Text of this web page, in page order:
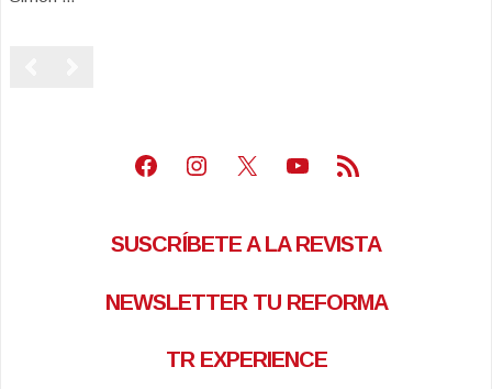
Facebook
Instagram
X Youtube
Feed RSS
SUSCRÍBETE A LA REVISTA
NEWSLETTER TU REFORMA
TR EXPERIENCE